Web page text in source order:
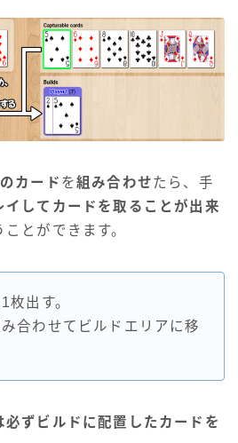
カード を組み合わせたら、手
イしてカードを取ることが出来
とができます。
枚出す。
合わせてビルドエリアに移
必ずビルドに配置したカードを